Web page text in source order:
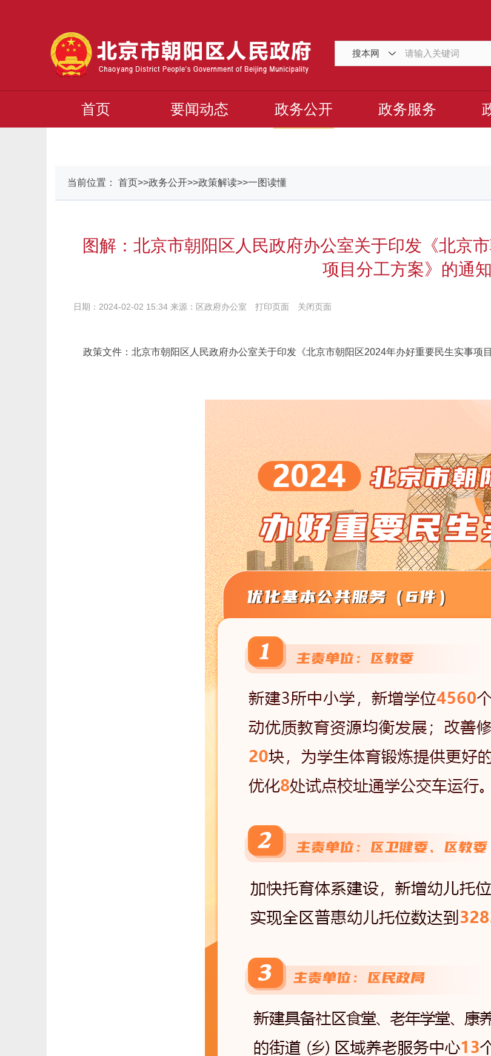
搜本网
首页 要闻动态 政务公开 政务服务
当前位置： 首页>>政务公开>>政策解读>>一图读懂
图解：北京市朝阳区人民政府办公室关于印发《北京
项目分工方案》的通知
日期：2024-02-02 15:34 来源：区政府办公室 打印页面 关闭页面
政策文件： 北京市朝阳区人民政府办公室关于印发《北京市朝阳区2024年办好重要民生实事项